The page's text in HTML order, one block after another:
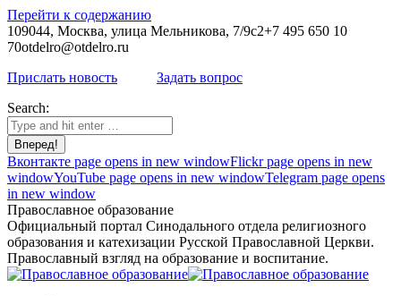
Перейти к содержанию
109044, Москва, улица Мельникова, 7/9с2+7 495 650 10
70otdelro@otdelro.ru
Прислать новость
Задать вопрос
Search:
Вконтакте page opens in new windowFlickr page opens in new
windowYouTube page opens in new windowTelegram page opens
in new window
Православное образование
Официальный портал Синодального отдела религиозного
образования и катехизации Русской Православной Церкви.
Православный взгляд на образование и воспитание.